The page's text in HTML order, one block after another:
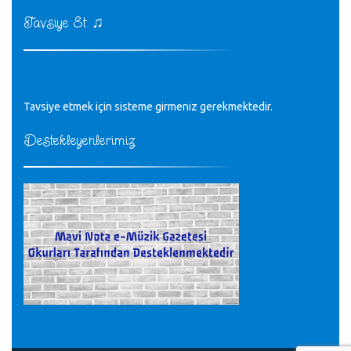
CÜNEYT BALKIZ - 15.11.2022
Tavsiye Et ♫
Tavsiye etmek için sisteme girmeniz gerekmektedir.
Destekleyenlerimiz